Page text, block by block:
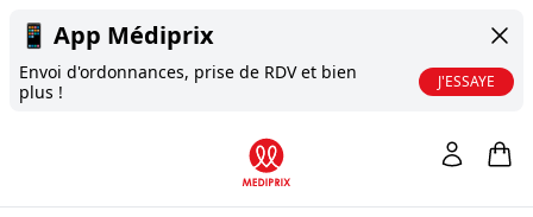
📱 App Médiprix
Envoi d'ordonnances, prise de RDV et bien
plus !
J'ESSAYE